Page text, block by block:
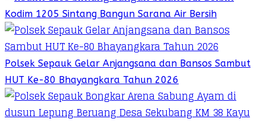
Kodim 1205 Sintang Bangun Sarana Air Bersih
Polsek Sepauk Gelar Anjangsana dan Bansos Sambut
HUT Ke-80 Bhayangkara Tahun 2026